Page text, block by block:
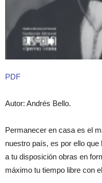
PDF
Autor: Andrés Bello.
Permanecer en casa es el
nuestro país, es por ello
a tu disposición obras en
máximo tu tiempo libre con